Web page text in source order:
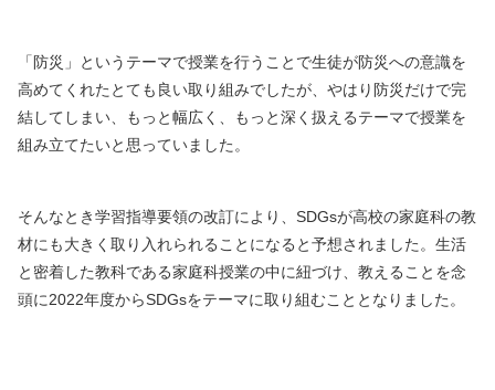
「防災」というテーマで授業を行うことで生徒が防災への意識を
高めてくれたとても良い取り組みでしたが、やはり防災だけで完
結してしまい、もっと幅広く、もっと深く扱えるテーマで授業を
組み立てたいと思っていました。
そんなとき学習指導要領の改訂により、SDGsが高校の家庭科の教
材にも大きく取り入れられることになると予想されました。生活
と密着した教科である家庭科授業の中に紐づけ、教えることを念
頭に2022年度からSDGsをテーマに取り組むこととなりました。